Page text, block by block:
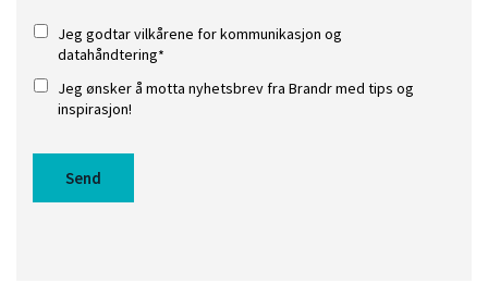
Jeg godtar vilkårene for kommunikasjon og
datahåndtering*
Jeg ønsker å motta nyhetsbrev fra Brandr med tips og
inspirasjon!